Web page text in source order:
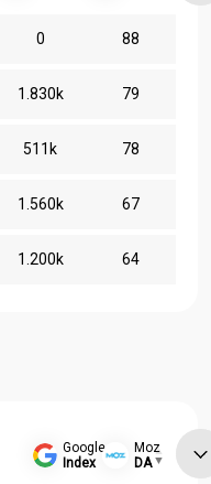
0 88
1.830k 79
511k 78
1.560k 67
1.200k 64
Google
Index
Moz
DA